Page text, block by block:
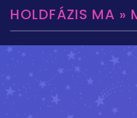
HOLDFÁZIS MA »